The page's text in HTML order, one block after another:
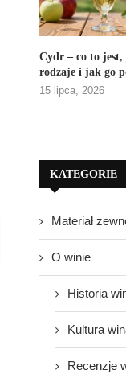
Cydr – co to jest,
rodzaje i jak go
15 lipca, 2026
KATEGORIE
Materiał
O winie
Historia
Kultura
Recenzje